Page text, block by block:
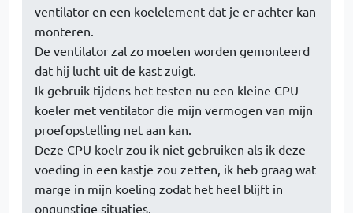
ventilator en een koelelement dat je er achter kan
monteren.
De ventilator zal zo moeten worden gemonteerd
dat hij lucht uit de kast zuigt.
Ik gebruik tijdens het testen nu een kleine CPU
koeler met ventilator die mijn vermogen van mijn
proefopstelling net aan kan.
Deze CPU koelr zou ik niet gebruiken als ik deze
voeding in een kastje zou zetten, ik heb graag wat
marge in mijn koeling zodat het heel blijft in
ongunstige situaties.